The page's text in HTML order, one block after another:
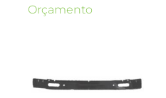
Orçamento